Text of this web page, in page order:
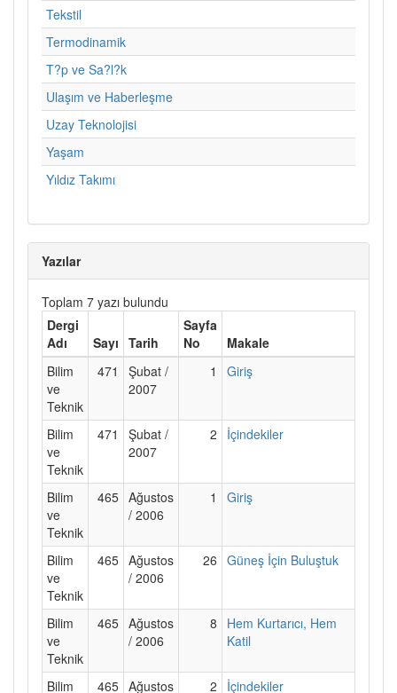
Tekstil
Termodinamik
T?p ve Sa?l?k
Ulaşım ve Haberleşme
Uzay Teknolojisi
Yaşam
Yıldız Takımı
Yazılar
Toplam 7 yazı bulundu
Dergi
Adı
Sayı Tarih
Sayfa
No
Makale
Bilim
ve
Teknik
471
Şubat /
2007
1 Giriş
Bilim
ve
Teknik
471
Şubat /
2007
2 İçindekiler
Bilim
ve
Teknik
465 Ağustos
/ 2006
1 Giriş
Bilim
ve
Teknik
465 Ağustos
/ 2006
26 Güneş İçin Buluştuk
Bilim
ve
Teknik
465 Ağustos
/ 2006
8
Hem Kurtarıcı, Hem
Katil
Bilim 465 Ağustos 2 İçindekiler